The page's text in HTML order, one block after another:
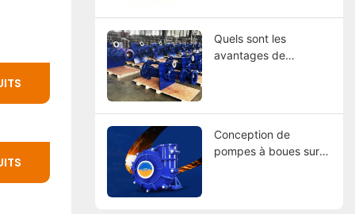
Quels sont les
avantages de
Conception de
pompes à boues sur